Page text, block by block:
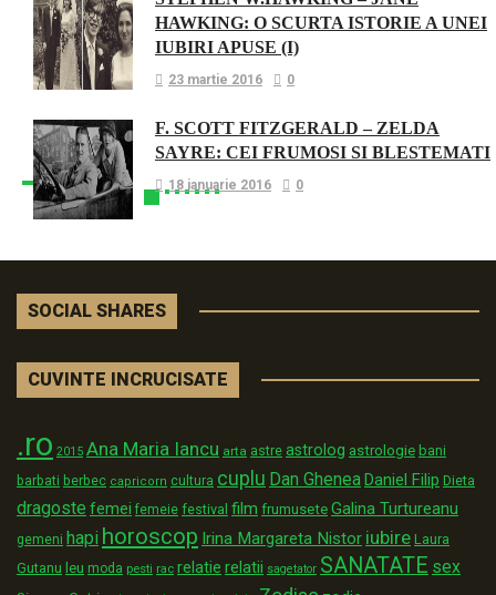
HAWKING: O SCURTA ISTORIE A UNEI
IUBIRI APUSE (I)
23 martie 2016 0
F. SCOTT FITZGERALD – ZELDA
SAYRE: CEI FRUMOSI SI BLESTEMATI
18 ianuarie 2016 0
SOCIAL SHARES
CUVINTE INCRUCISATE
.ro 2015 Ana Maria Iancu arta astre astrolog astrologie bani
barbati berbec capricorn cultura cuplu Dan GheneaDaniel Filip Dieta
dragoste femei femeie festival film frumusete Galina Turtureanu
gemeni hapi horoscop Irina Margareta Nistor iubire Laura
Gutanu leu moda pesti rac relatie relatii sagetator SANATATE sex